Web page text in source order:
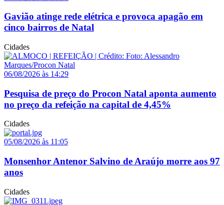
Gavião atinge rede elétrica e provoca apagão em
cinco bairros de Natal
Cidades
06/08/2026 às 14:29
Pesquisa de preço do Procon Natal aponta aumento
no preço da refeição na capital de 4,45%
Cidades
05/08/2026 às 11:05
Monsenhor Antenor Salvino de Araújo morre aos 97
anos
Cidades